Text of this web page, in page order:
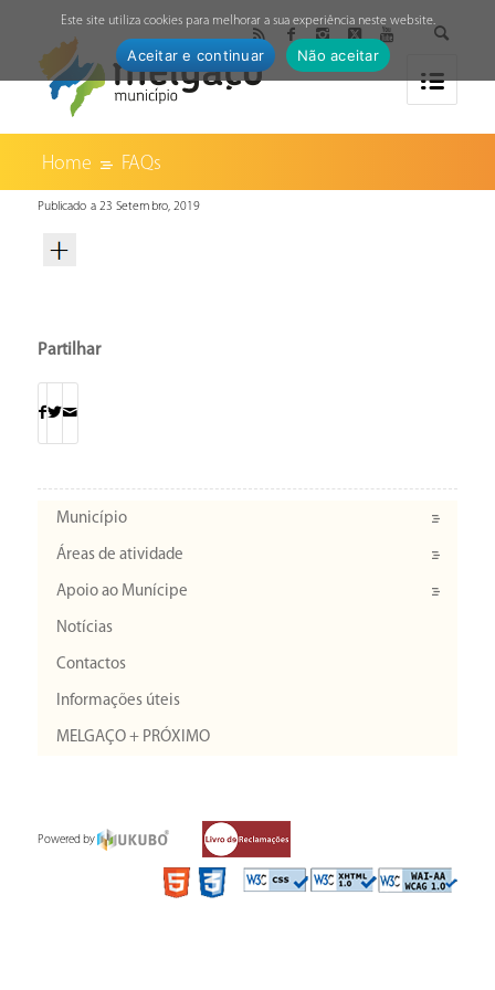
Home FAQs
Publicado a 23 Setembro, 2019
Partilhar
Município
Áreas de atividade
Apoio ao Munícipe
Notícias
Contactos
Informações úteis
MELGAÇO + PRÓXIMO
Powered by
Este site utiliza cookies para melhorar a sua experiência neste website.
Aceitar e continuar Não aceitar